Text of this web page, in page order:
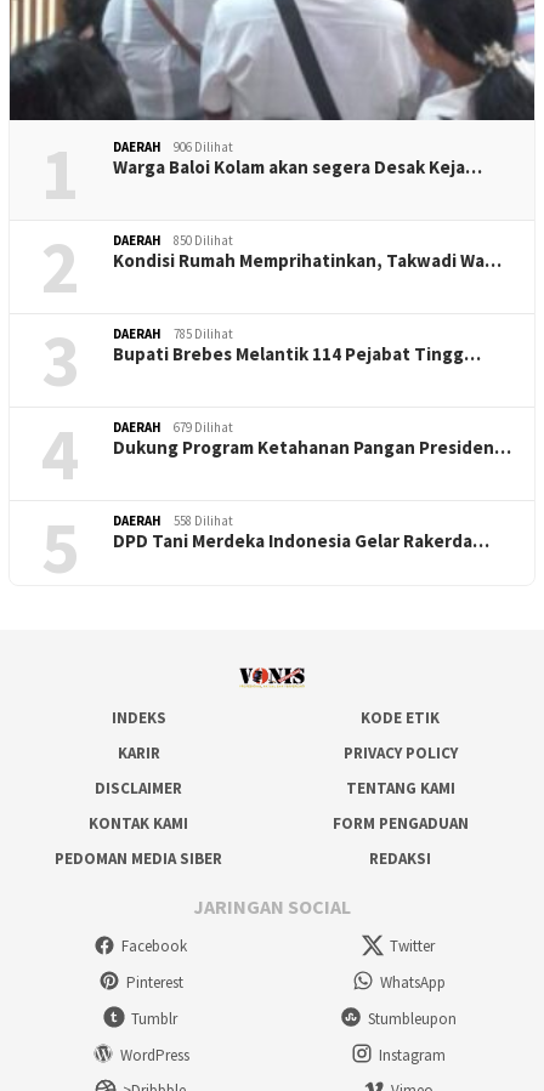
1 DAERAH 906 Dilihat
Warga Baloi Kolam akan segera Desak Keja…
2 DAERAH 850 Dilihat
Kondisi Rumah Memprihatinkan, Takwadi Wa…
3 DAERAH 785 Dilihat
Bupati Brebes Melantik 114 Pejabat Tingg…
4 DAERAH 679 Dilihat
Dukung Program Ketahanan Pangan Presiden…
5 DAERAH 558 Dilihat
DPD Tani Merdeka Indonesia Gelar Rakerda…
INDEKS
KODE ETIK
KARIR
PRIVACY POLICY
DISCLAIMER
TENTANG KAMI
KONTAK KAMI
FORM PENGADUAN
PEDOMAN MEDIA SIBER
REDAKSI
JARINGAN SOCIAL
Facebook
Twitter
Pinterest
WhatsApp
Tumblr
Stumbleupon
WordPress
Instagram